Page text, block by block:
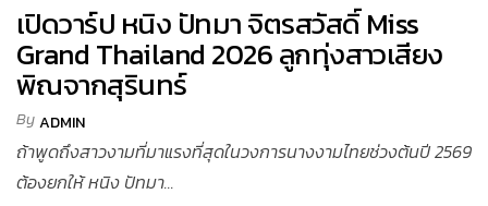
เปิดวาร์ป หนิง ปัทมา จิตรสวัสดิ์ Miss
Grand Thailand 2026 ลูกทุ่งสาวเสียง
พิณจากสุรินทร์
ByADMIN
ถ้าพูดถึงสาวงามที่มาแรงที่สุดในวงการนางงามไทยช่วงต้นปี 2569
ต้องยกให้ หนิง ปัทมา...